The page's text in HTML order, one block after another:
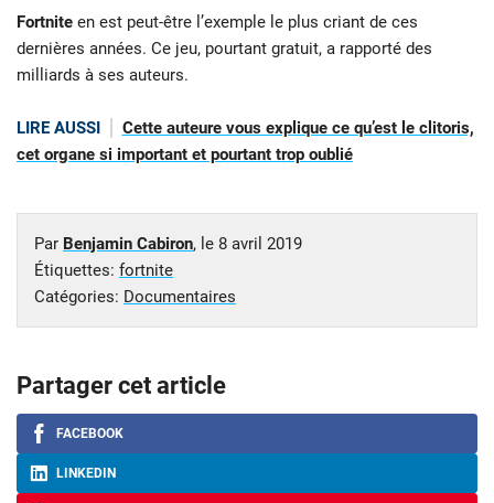
Fortnite en est peut-être l’exemple le plus criant de ces
dernières années. Ce jeu, pourtant gratuit, a rapporté des
milliards à ses auteurs.
LIRE AUSSI
Cette auteure vous explique ce qu’est le clitoris,
cet organe si important et pourtant trop oublié
Par Benjamin Cabiron, le 8 avril 2019
Étiquettes: fortnite
Catégories: Documentaires
Partager cet article
FACEBOOK
LINKEDIN